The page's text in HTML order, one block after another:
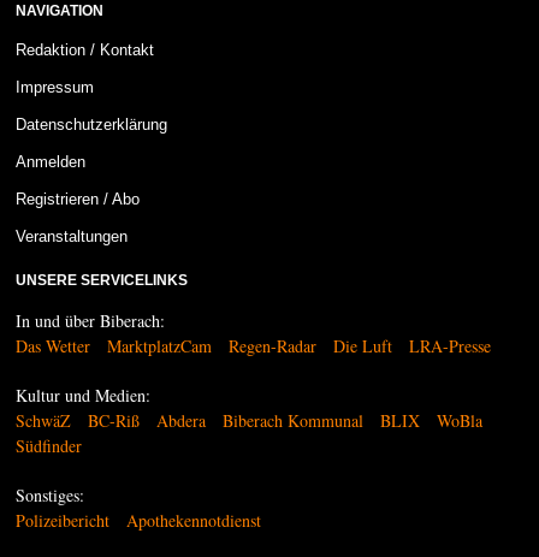
NAVIGATION
Redaktion / Kontakt
Impressum
Datenschutzerklärung
Anmelden
Registrieren / Abo
Veranstaltungen
UNSERE SERVICELINKS
In und über Biberach:
Das Wetter
MarktplatzCam Regen-Radar Die Luft LRA-Presse
Kultur und Medien:
SchwäZ
BC-Riß Abdera Biberach Kommunal BLIX
WoBla
Südfinder
Sonstiges:
Polizeibericht
Apothekennotdienst